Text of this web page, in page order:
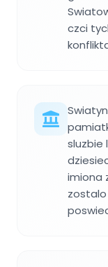
czci
sluzbie
imiona